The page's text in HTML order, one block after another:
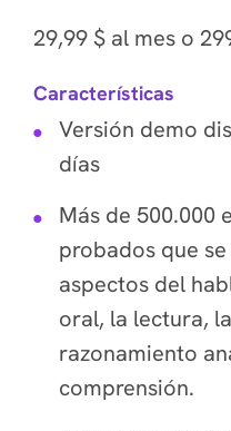
29,99 $ al mes o
Características
Versión demo
días
Más de 500.000
probados que
aspectos del
oral, la lectura,
razonamiento
comprensión.